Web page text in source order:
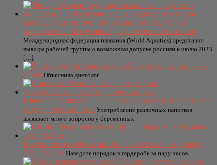
Международная федерация плавания представит
выводы рабочей группы о допуске россиян к июлю
Международная федерация плавания (World Aquatics) представит
выводы рабочей группы о возможном допуске россиян к июлю 2023
[…]
В чем вред магазинных
соков Объяснила диетолог.
Гинеколог Алиханашвили развенчала миф об опасности
кофе для беременных Употребление различных напитков
вызывает много вопросов у беременных.
Как быстро разобрать шкафы и выбросить ненужное:
7 лайфхаков Наведите порядок в гардеробе за пару часов.